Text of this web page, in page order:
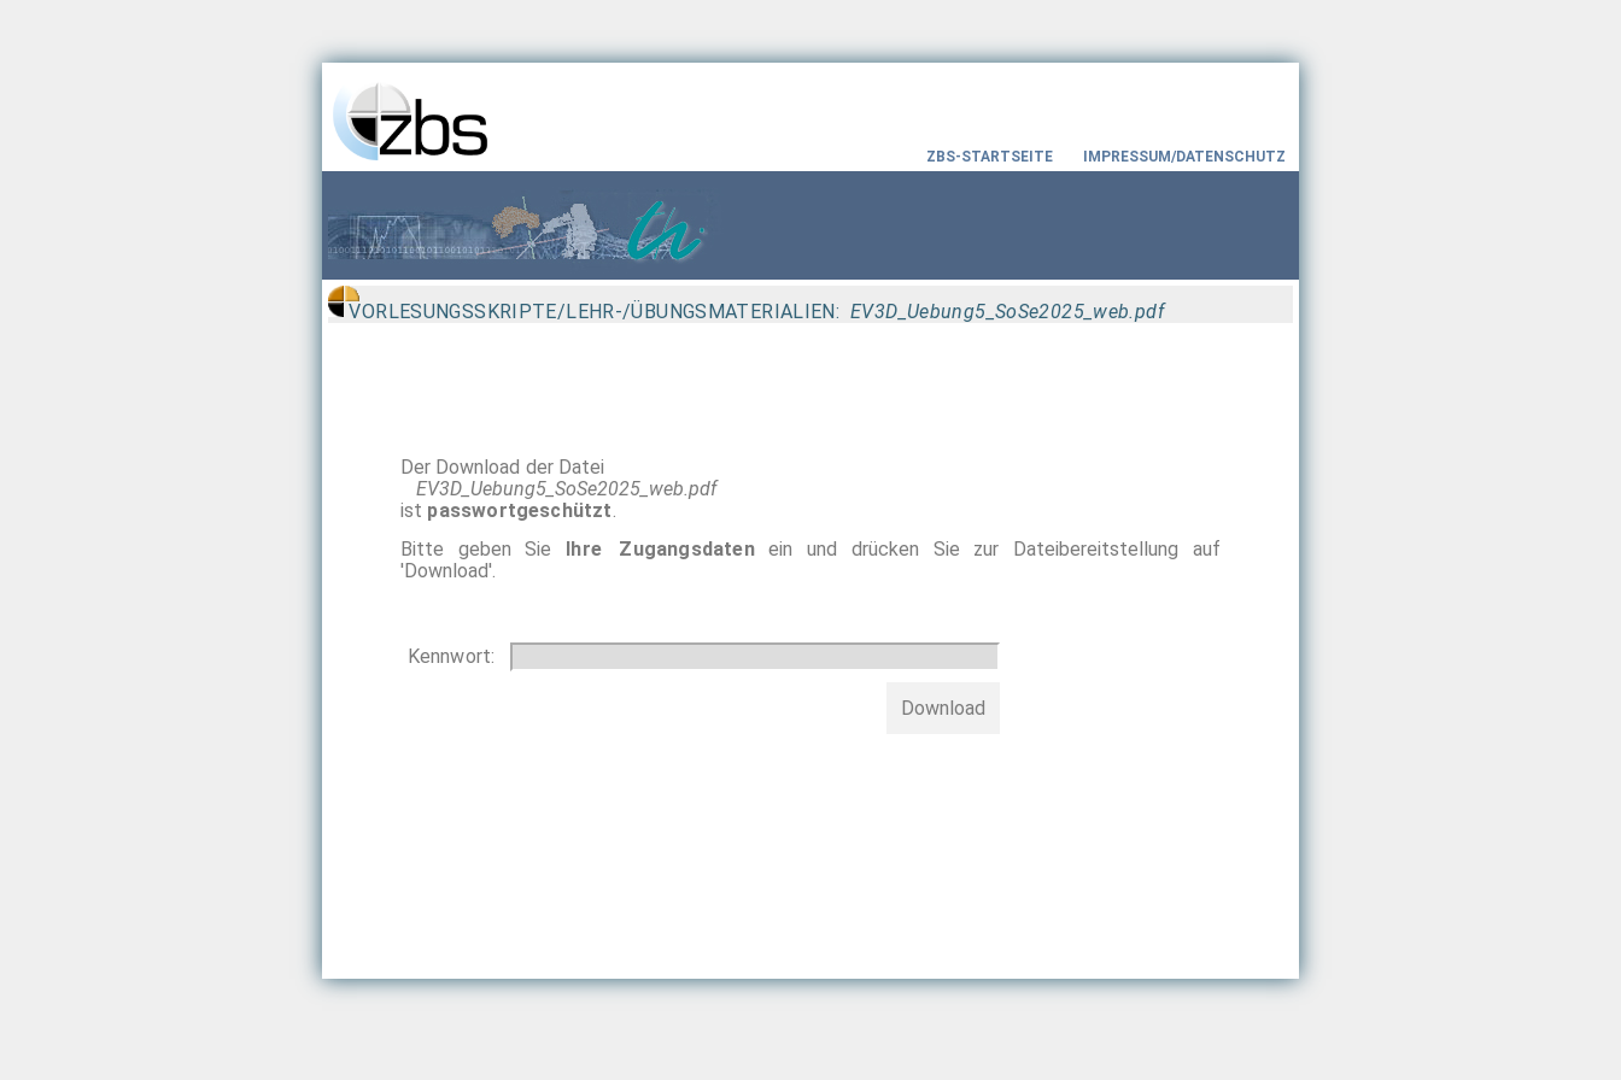
ZBS-STARTSEITE IMPRESSUM/DATENSCHUTZ
VORLESUNGSSKRIPTE/LEHR-/ÜBUNGSMATERIALIEN:EV3D_Uebung5_SoSe2025_web.pdf
Der Download der Datei
EV3D_Uebung5_SoSe2025_web.pdf
ist passwortgeschützt.
Bitte geben Sie Ihre Zugangsdatenein und drücken Sie zur Dateibereitstellung auf
'Download'.
Kennwort:
Download